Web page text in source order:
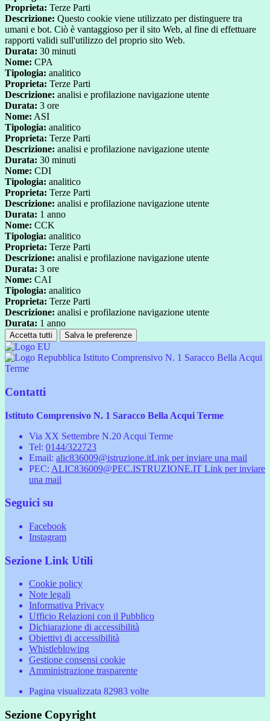
Proprieta: Terze Parti
Descrizione: Questo cookie viene utilizzato per distinguere tra
umani e bot. Ciò è vantaggioso per il sito Web, al fine di effettuare
rapporti validi sull'utilizzo del proprio sito Web.
Durata: 30 minuti
Nome: CPA
Tipologia: analitico
Proprieta: Terze Parti
Descrizione: analisi e profilazione navigazione utente
Durata: 3 ore
Nome: ASI
Tipologia: analitico
Proprieta: Terze Parti
Descrizione: analisi e profilazione navigazione utente
Durata: 30 minuti
Nome: CDI
Tipologia: analitico
Proprieta: Terze Parti
Descrizione: analisi e profilazione navigazione utente
Durata: 1 anno
Nome: CCK
Tipologia: analitico
Proprieta: Terze Parti
Descrizione: analisi e profilazione navigazione utente
Durata: 3 ore
Nome: CAI
Tipologia: analitico
Proprieta: Terze Parti
Descrizione: analisi e profilazione navigazione utente
Durata: 1 anno
Accetta tutti Salva le preferenze
Istituto Comprensivo N. 1 Saracco Bella Acqui
Terme
Contatti
Istituto Comprensivo N. 1 Saracco Bella Acqui Terme
Via XX Settembre N.20 Acqui Terme
Tel: 0144/322723
Email: alic836009@istruzione.itLink per inviare una mail
PEC: ALIC836009@PEC.ISTRUZIONE.IT Link per inviare
una mail
Seguici su
Facebook
Instagram
Sezione Link Utili
Cookie policy
Note legali
Informativa Privacy
Ufficio Relazioni con il Pubblico
Dichiarazione di accessibilità
Obiettivi di accessibilità
Whistleblowing
Gestione consensi cookie
Amministrazione trasparente
Pagina visualizzata 82983 volte
Sezione Copyright